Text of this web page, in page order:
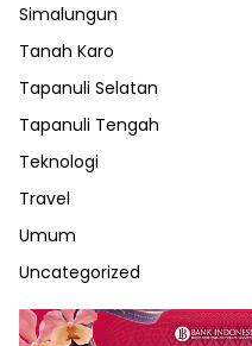
Simalungun
Tanah Karo
Tapanuli Selatan
Tapanuli Tengah
Teknologi
Travel
Umum
Uncategorized